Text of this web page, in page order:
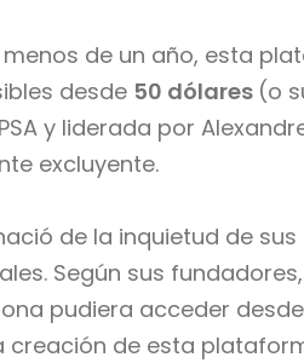
menos de un año, esta
desde 50 dólares (o
y liderada por
excluyente.
de la inquietud de
Según sus
pudiera acceder
creación de esta